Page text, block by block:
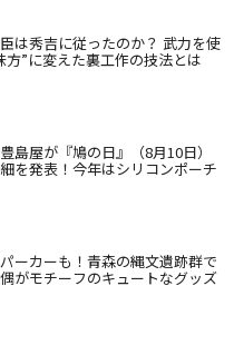
は秀吉に従ったのか？ 武力を使
方”に変えた裏工作の技法とは
島屋が『鳩の日』（8月10日）
を発表！今年はシリコンポーチ
ーカーも！青森の縄文遺跡群で
がモチーフのキュートなグッズ